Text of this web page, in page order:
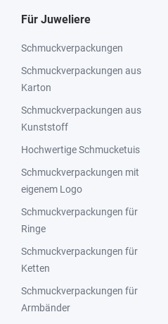
Für Juweliere
Schmuckverpackungen
Schmuckverpackungen aus
Karton
Schmuckverpackungen aus
Kunststoff
Hochwertige Schmucketuis
Schmuckverpackungen mit
eigenem Logo
Schmuckverpackungen für
Ringe
Schmuckverpackungen für
Ketten
Schmuckverpackungen für
Armbänder